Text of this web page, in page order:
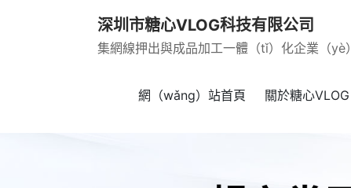
深圳市糖心VLOG科技有限公司
集網線押出與成品加工一體（tǐ）化企業（yè）
網（wǎng）站首頁 關於糖心VLOG